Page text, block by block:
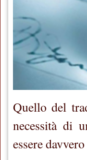
Quello del
necessità di
essere